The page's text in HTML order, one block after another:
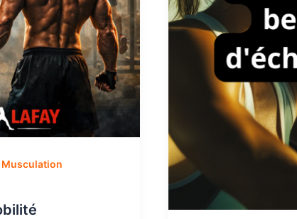
Musculation